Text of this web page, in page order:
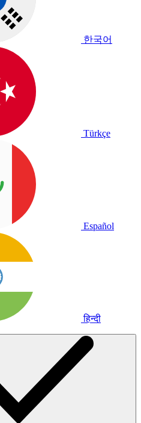
한국어
Türkçe
Español
हिन्दी